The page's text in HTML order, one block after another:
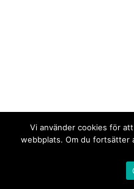
Vi använder cookies för
webbplats. Om du fortsätter